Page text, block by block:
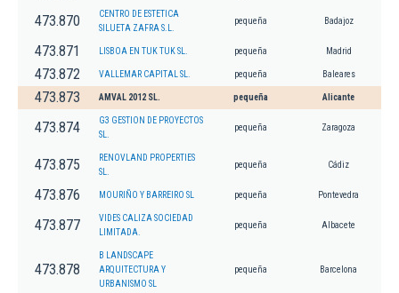
473.870
CENTRO DE ESTETICA
SILUETA ZAFRA S.L.
pequeña Badajoz
473.871 LISBOA EN TUK TUK SL. pequeña Madrid
473.872 VALLEMAR CAPITAL SL. pequeña Baleares
473.873 AMVAL 2012 SL. pequeña Alicante
473.874
G3 GESTION DE PROYECTOS
SL.
pequeña Zaragoza
473.875
RENOVLAND PROPERTIES
SL.
pequeña Cádiz
473.876 MOURIÑO Y BARREIRO SL pequeña Pontevedra
473.877
VIDES CALIZA SOCIEDAD
LIMITADA.
pequeña Albacete
473.878
B LANDSCAPE
ARQUITECTURA Y
URBANISMO SL
pequeña Barcelona